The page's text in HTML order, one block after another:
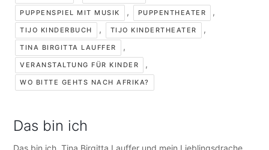
PUPPENSPIEL MIT MUSIK , PUPPENTHEATER ,
TIJO KINDERBUCH , TIJO KINDERTHEATER ,
TINA BIRGITTA LAUFFER ,
VERANSTALTUNG FÜR KINDER ,
WO BITTE GEHTS NACH AFRIKA?
Das bin ich
Das bin ich, Tina Birgitta Lauffer und mein Lieblingsdrache